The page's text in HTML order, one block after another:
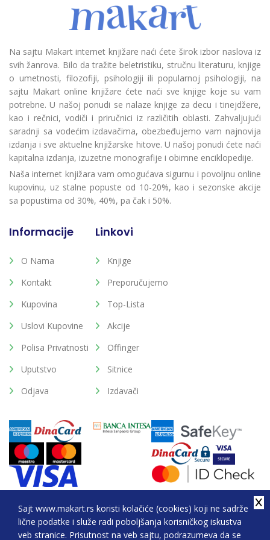
Sajt www.makart.rs koristi kolačiće (cookies) koji ne sadrže
lične podatke i služe radi poboljšanja korisničkog iskustva
veb stranice. Prisutnost na veb sajtu, podrazumeva da se
Na sajtu Makart internet knjižare naći ćete širok izbor naslova iz
svih žanrova. Bilo da tražite beletristiku, stručnu literaturu, knjige
o umetnosti, filozofiji, psihologiji ili popularnoj psihologiji, na
sajtu Makart online knjižare ćete naći sve knjige koje su vam
potrebne. U našoj ponudi se nalaze knjige za decu i tinejdžere,
kao i rečnici, vodiči i priručnici iz različitih oblasti. Zahvaljujući
saradnji sa vodećim izdavačima, obezbeđujemo vam najnovija
izdanja i sve aktuelne knjižarske hitove. U našoj ponudi ćete naći
kapitalna izdanja, izuzetne monografije i obimne enciklopedije.
Naša internet knjižara vam omogućava sigurnu i povoljnu online
kupovinu, uz stalne popuste od 10-20%, kao i sezonske akcije
sa popustima od 30%, 40%, pa čak i 50%.
Informacije
O Nama
Kontakt
Kupovina
Uslovi Kupovine
Polisa Privatnosti
Uputstvo
Odjava
Linkovi
Knjige
Preporučujemo
Top-Lista
Akcije
Offinger
Sitnice
Izdavači
2026. All Rights Reserved © Makart.rs - MAKART DOO